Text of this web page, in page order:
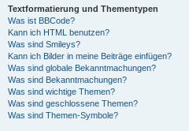
Textformatierung und Thementypen
Was ist BBCode?
Kann ich HTML benutzen?
Was sind Smileys?
Kann ich Bilder in meine Beiträge einfügen?
Was sind globale Bekanntmachungen?
Was sind Bekanntmachungen?
Was sind wichtige Themen?
Was sind geschlossene Themen?
Was sind Themen-Symbole?